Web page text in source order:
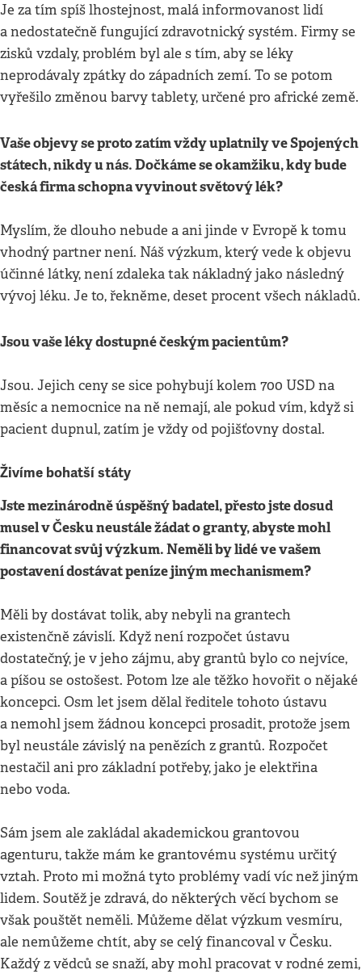
Je za tím spíš lhostejnost, malá informovanost lidí
a nedostatečně fungující zdravotnický systém. Firmy se
zisků vzdaly, problém byl ale s tím, aby se léky
neprodávaly zpátky do západních zemí. To se potom
vyřešilo změnou barvy tablety, určené pro africké země.
Vaše objevy se proto zatím vždy uplatnily ve Spojených
státech, nikdy u nás. Dočkáme se okamžiku, kdy bude
česká firma schopna vyvinout světový lék?
Myslím, že dlouho nebude a ani jinde v Evropě k tomu
vhodný partner není. Náš výzkum, který vede k objevu
účinné látky, není zdaleka tak nákladný jako následný
vývoj léku. Je to, řekněme, deset procent všech nákladů.
Jsou vaše léky dostupné českým pacientům?
Jsou. Jejich ceny se sice pohybují kolem 700 USD na
měsíc a nemocnice na ně nemají, ale pokud vím, když si
pacient dupnul, zatím je vždy od pojišťovny dostal.
Živíme bohatší státy
Jste mezinárodně úspěšný badatel, přesto jste dosud
musel v Česku neustále žádat o granty, abyste mohl
financovat svůj výzkum. Neměli by lidé ve vašem
postavení dostávat peníze jiným mechanismem?
Měli by dostávat tolik, aby nebyli na grantech
existenčně závislí. Když není rozpočet ústavu
dostatečný, je v jeho zájmu, aby grantů bylo co nejvíce,
a píšou se ostošest. Potom lze ale těžko hovořit o nějaké
koncepci. Osm let jsem dělal ředitele tohoto ústavu
a nemohl jsem žádnou koncepci prosadit, protože jsem
byl neustále závislý na penězích z grantů. Rozpočet
nestačil ani pro základní potřeby, jako je elektřina
nebo voda.
Sám jsem ale zakládal akademickou grantovou
agenturu, takže mám ke grantovému systému určitý
vztah. Proto mi možná tyto problémy vadí víc než jiným
lidem. Soutěž je zdravá, do některých věcí bychom se
však pouštět neměli. Můžeme dělat výzkum vesmíru,
ale nemůžeme chtít, aby se celý financoval v Česku.
Každý z vědců se snaží, aby mohl pracovat v rodné zemi,